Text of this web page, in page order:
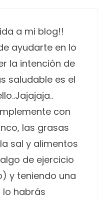
a mi blog!!
ayudarte en lo
la intención de
saludable es el
con
las grasas
sal y alimentos
de ejercicio
y teniendo una
habrás